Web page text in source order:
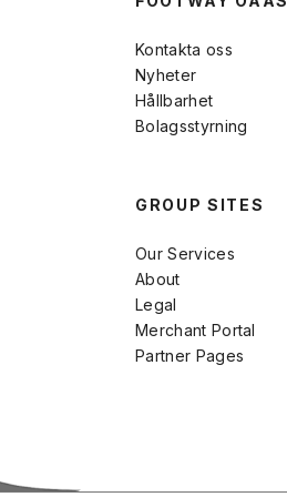
Kontakta oss
Nyheter
Hållbarhet
Bolagsstyrning
GROUP SITES
Our Services
About
Legal
Merchant Portal
Partner Pages